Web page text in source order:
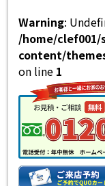
Warning:
/home/
content/
on line 1